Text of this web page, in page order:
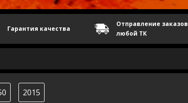
2015
Гарантия качества
Отправление заказов
любой ТК